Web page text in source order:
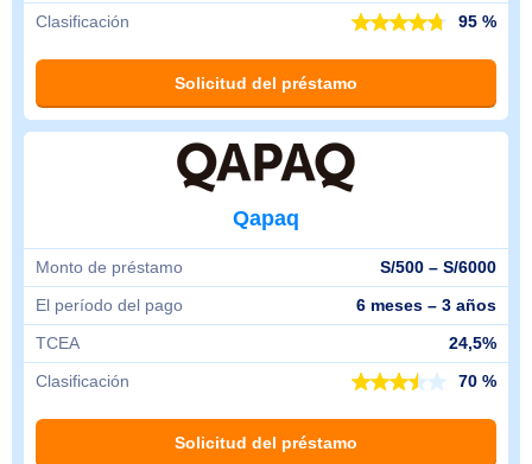
Clasificación
95 %
Solicitud del préstamo
Qapaq
Monto de préstamo
S/500 – S/6000
El período del pago
6 meses – 3 años
TCEA
24,5%
Clasificación
70 %
Solicitud del préstamo